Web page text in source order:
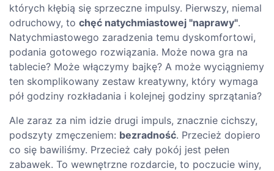
których kłębią się sprzeczne impulsy. Pierwszy, niemal
odruchowy, to chęć natychmiastowej "naprawy".
Natychmiastowego zaradzenia temu dyskomfortowi,
podania gotowego rozwiązania. Może nowa gra na
tablecie? Może włączymy bajkę? A może wyciągniemy
ten skomplikowany zestaw kreatywny, który wymaga
pół godziny rozkładania i kolejnej godziny sprzątania?
Ale zaraz za nim idzie drugi impuls, znacznie cichszy,
podszyty zmęczeniem: bezradność. Przecież dopiero
co się bawiliśmy. Przecież cały pokój jest pełen
zabawek. To wewnętrzne rozdarcie, to poczucie winy,